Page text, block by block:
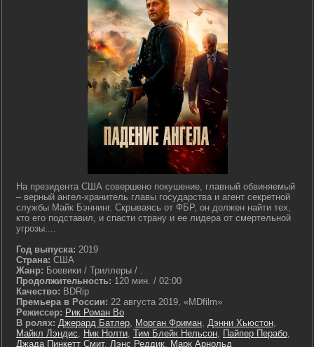
На президента США совершено покушение, главный обвиняемый
– верный ангел-хранитель главы государства и агент секретной
службы Майк Бэннинг. Скрываясь от ФБР, он должен найти тех,
кто его подставил, и спасти страну и ее лидера от смертельной
угрозы....
Год выпуска: 2019
Страна: США
Жанр: Боевики / Триллеры / .
Продолжительность: 120 мин. / 02:00
Качество: BDRip
Премьера в России: 22 августа 2019, «MDfilm»
Режиссер: Рик Роман Во
В ролях: Джерард Батлер, Морган Фриман, Дэнни Хьюстон,
Майкл Лэндис, Ник Нолти, Тим Блейк Нельсон, Пайпер Перабо,
Джада Пинкетт Смит, Лэнс Реддик, Марк Арнольд